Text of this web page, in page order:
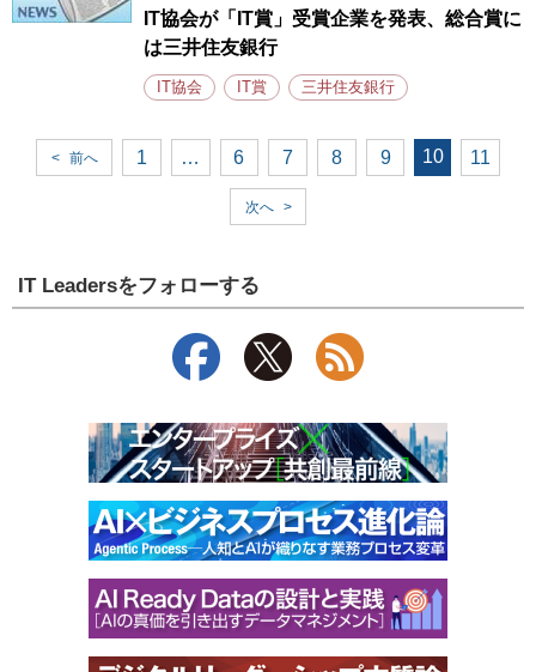
IT協会が「IT賞」受賞企業を発表、総合賞に
は三井住友銀行
IT協会 IT賞 三井住友銀行
< 前へ 1 … 6 7 8 9 10 11
次へ >
IT Leadersをフォローする